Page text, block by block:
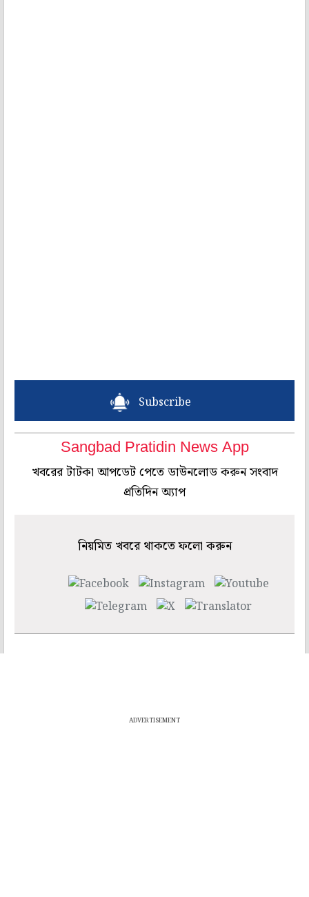
Subscribe
Sangbad Pratidin News App
খবরের টাটকা আপডেট পেতে ডাউনলোড করুন সংবাদ
প্রতিদিন অ্যাপ
নিয়মিত খবরে থাকতে ফলো করুন
ADVERTISEMENT